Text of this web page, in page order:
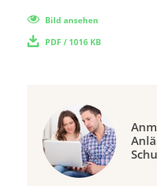
Bild ansehen
PDF / 1016 KB